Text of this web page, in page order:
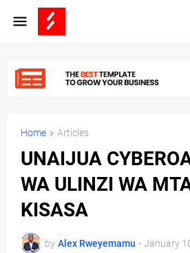
Home Articles
UNAIJUA
WA ULINZI WA
KISASA
by Alex Rweyemamu - January